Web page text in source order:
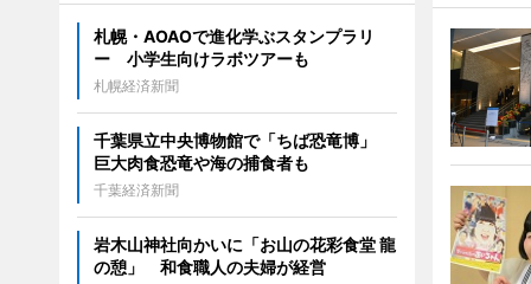
札幌・AOAOで進化学ぶスタンプラリ
ー 小学生向けラボツアーも
札幌経済新聞
千葉県立中央博物館で「ちば恐竜博」
巨大肉食恐竜や海の捕食者も
千葉経済新聞
岩木山神社向かいに「お山の花彩食堂 龍
の憩」 和食職人の夫婦が経営